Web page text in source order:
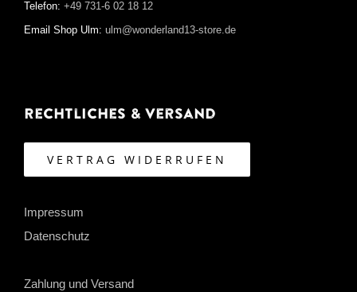
Telefon: +49 731-6 02 18 12
Email Shop Ulm: ulm@wonderland13-store.de
Rechtliches & Versand
VERTRAG WIDERRUFEN
Impressum
Datenschutz
Zahlung und Versand